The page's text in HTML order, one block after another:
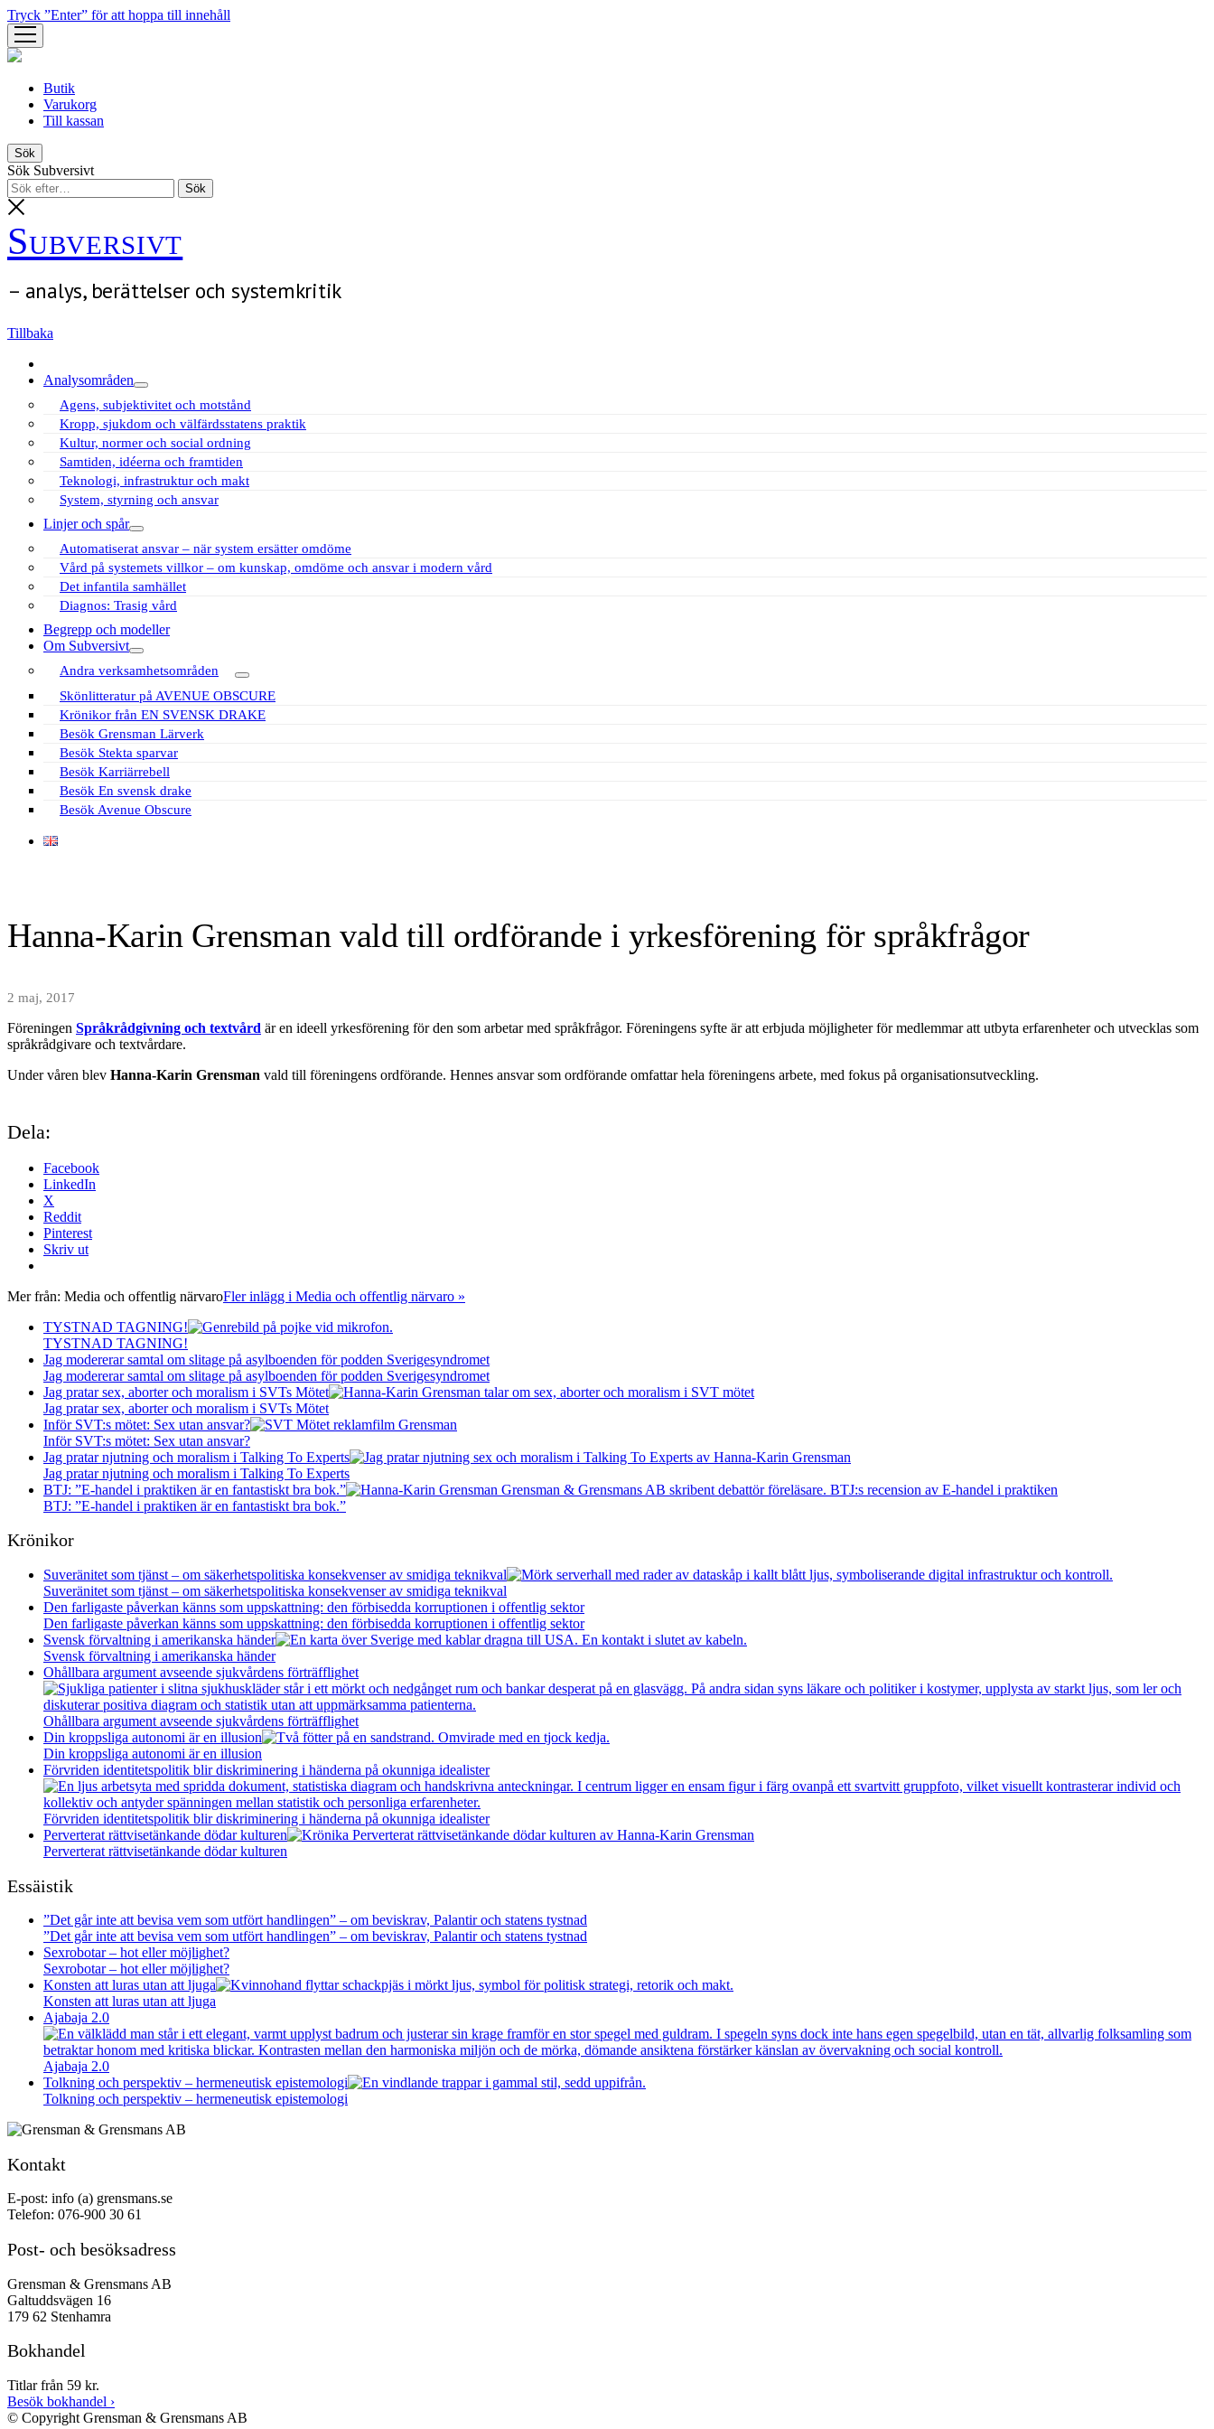
Tryck ”Enter” för att hoppa till innehåll
öppna
meny
Butik
Varukorg
Till kassan
Sök
Sök Subversivt
Subversivt
– analys, berättelser och systemkritik
Tillbaka
Analysområden
öppna
meny
Agens, subjektivitet och motstånd
Kropp, sjukdom och välfärdsstatens praktik
Kultur, normer och social ordning
Samtiden, idéerna och framtiden
Teknologi, infrastruktur och makt
System, styrning och ansvar
Linjer och spår
öppna
meny
Automatiserat ansvar – när system ersätter omdöme
Vård på systemets villkor – om kunskap, omdöme och ansvar i modern vård
Det infantila samhället
Diagnos: Trasig vård
Begrepp och modeller
Om Subversivt
öppna
meny
Andra verksamhetsområden
öppna
meny
Skönlitteratur på AVENUE OBSCURE
Krönikor från EN SVENSK DRAKE
Besök Grensman Lärverk
Besök Stekta sparvar
Besök Karriärrebell
Besök En svensk drake
Besök Avenue Obscure
Hanna-Karin Grensman vald till ordförande i yrkesförening för språkfrågor
2 maj, 2017
Föreningen Språkrådgivning och textvård är en ideell yrkesförening för den som arbetar med språkfrågor. Föreningens syfte är att erbjuda möjligheter för medlemmar att utbyta erfarenheter och utvecklas som
språkrådgivare och textvårdare.
Under våren blev Hanna-Karin Grensman vald till föreningens ordförande. Hennes ansvar som ordförande omfattar hela föreningens arbete, med fokus på organisationsutveckling.
Dela:
Facebook
LinkedIn
X
Reddit
Pinterest
Skriv ut
Mer från: Media och offentlig närvaroFler inlägg i Media och offentlig närvaro »
TYSTNAD TAGNING!
TYSTNAD TAGNING!
Jag modererar samtal om slitage på asylboenden för podden Sverigesyndromet
Jag modererar samtal om slitage på asylboenden för podden Sverigesyndromet
Jag pratar sex, aborter och moralism i SVTs Mötet
Jag pratar sex, aborter och moralism i SVTs Mötet
Inför SVT:s mötet: Sex utan ansvar?
Inför SVT:s mötet: Sex utan ansvar?
Jag pratar njutning och moralism i Talking To Experts
Jag pratar njutning och moralism i Talking To Experts
BTJ: ”E-handel i praktiken är en fantastiskt bra bok.”
BTJ: ”E-handel i praktiken är en fantastiskt bra bok.”
Krönikor
Suveränitet som tjänst – om säkerhetspolitiska konsekvenser av smidiga teknikval
Suveränitet som tjänst – om säkerhetspolitiska konsekvenser av smidiga teknikval
Den farligaste påverkan känns som uppskattning: den förbisedda korruptionen i offentlig sektor
Den farligaste påverkan känns som uppskattning: den förbisedda korruptionen i offentlig sektor
Svensk förvaltning i amerikanska händer
Svensk förvaltning i amerikanska händer
Ohållbara argument avseende sjukvårdens förträfflighet
Ohållbara argument avseende sjukvårdens förträfflighet
Din kroppsliga autonomi är en illusion
Din kroppsliga autonomi är en illusion
Förvriden identitetspolitik blir diskriminering i händerna på okunniga idealister
Förvriden identitetspolitik blir diskriminering i händerna på okunniga idealister
Perverterat rättvisetänkande dödar kulturen
Perverterat rättvisetänkande dödar kulturen
Essäistik
”Det går inte att bevisa vem som utfört handlingen” – om beviskrav, Palantir och statens tystnad
”Det går inte att bevisa vem som utfört handlingen” – om beviskrav, Palantir och statens tystnad
Sexrobotar – hot eller möjlighet?
Sexrobotar – hot eller möjlighet?
Konsten att luras utan att ljuga
Konsten att luras utan att ljuga
Ajabaja 2.0
Ajabaja 2.0
Tolkning och perspektiv – hermeneutisk epistemologi
Tolkning och perspektiv – hermeneutisk epistemologi
Kontakt
E-post: info (a) grensmans.se
Telefon: 076-900 30 61
Post- och besöksadress
Grensman & Grensmans AB
Galtuddsvägen 16
179 62 Stenhamra
Bokhandel
Titlar från 59 kr.
Besök bokhandel ›
© Copyright Grensman & Grensmans AB